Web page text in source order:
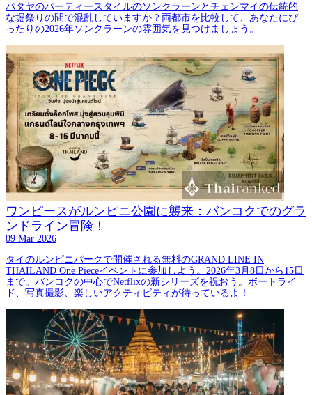
パタヤのパーティースタイルのソンクラーンとチェンマイの伝統的
な堀祭りの間で混乱していますか？両都市を比較して、あなたにぴ
ったりの2026年ソンクラーンの雰囲気を見つけましょう。
ワンピースがルンピニ公園に襲来：バンコクでのグラ
ンドライン冒険！
09 Mar 2026
タイのルンピニパークで開催される無料のGRAND LINE IN
THAILAND One Pieceイベントに参加しよう。2026年3月8日から15日
まで。バンコクの中心でNetflixの新シリーズを祝おう。ボートライ
ド、写真撮影、楽しいアクティビティが待っているよ！